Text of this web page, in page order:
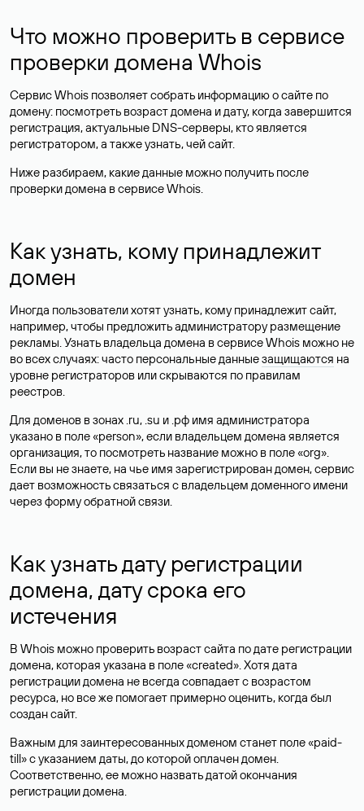
Что можно проверить в сервисе
проверки домена Whois
Сервис Whois позволяет собрать информацию о сайте по
домену: посмотреть возраст домена и дату, когда завершится
регистрация, актуальные DNS-серверы, кто является
регистратором, а также узнать, чей сайт.
Ниже разбираем, какие данные можно получить после
проверки домена в сервисе Whois.
Как узнать, кому принадлежит
домен
Иногда пользователи хотят узнать, кому принадлежит сайт,
например, чтобы предложить администратору размещение
рекламы. Узнать владельца домена в сервисе Whois можно не
во всех случаях: часто персональные данныезащищаются на
уровне регистраторов или скрываются по правилам
реестров.
Для доменов в зонах .ru, .su и .рф имя администратора
указано в поле «person», если владельцем домена является
организация, то посмотреть название можно в поле «org».
Если вы не знаете, на чье имя зарегистрирован домен, сервис
дает возможность связаться с владельцем доменного имени
через форму обратной связи.
Как узнать дату регистрации
домена, дату срока его
истечения
В Whois можно проверить возраст сайта по дате регистрации
домена, которая указана в поле «created». Хотя дата
регистрации домена не всегда совпадает с возрастом
ресурса, но все же помогает примерно оценить, когда был
создан сайт.
Важным для заинтересованных доменом станет поле «paid-
till» с указанием даты, до которой оплачен домен.
Соответственно, ее можно назвать датой окончания
регистрации домена.